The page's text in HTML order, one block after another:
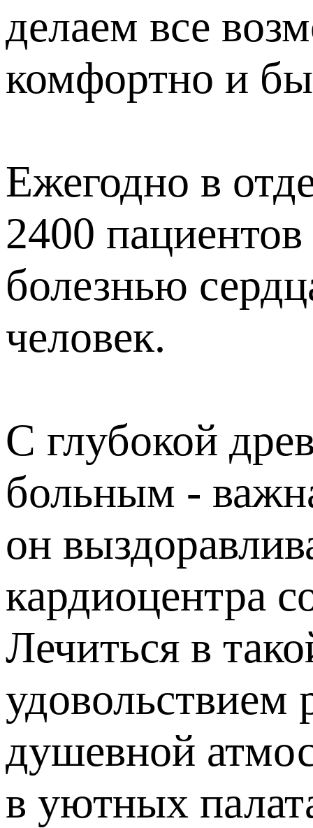
делаем все
комфортно и
Ежегодно в
2400
болезнью
человек.
С глубокой
больным -
он
кардиоцентра
Лечиться в
удовольствием
душевной
в уютных